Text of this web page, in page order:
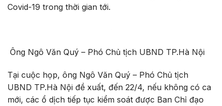
Covid-19 trong thời gian tới.
Ông Ngô Văn Quý – Phó Chủ tịch UBND TP.Hà Nội
Tại cuộc họp, ông Ngô Văn Quý – Phó Chủ tịch
UBND TP.Hà Nội đề xuất, đến 22/4, nếu không có ca
mới, các ổ dịch tiếp tục kiểm soát được Ban Chỉ đạo